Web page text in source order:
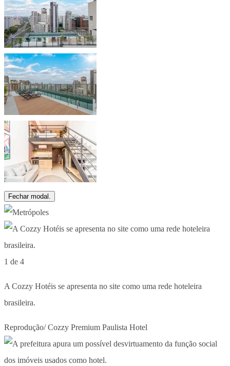
Fechar modal.
1 de 4
A Cozzy Hotéis se apresenta no site como uma rede hoteleira
brasileira.
Reprodução/ Cozzy Premium Paulista Hotel